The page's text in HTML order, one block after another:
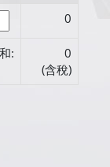
0
:
0
(含稅)